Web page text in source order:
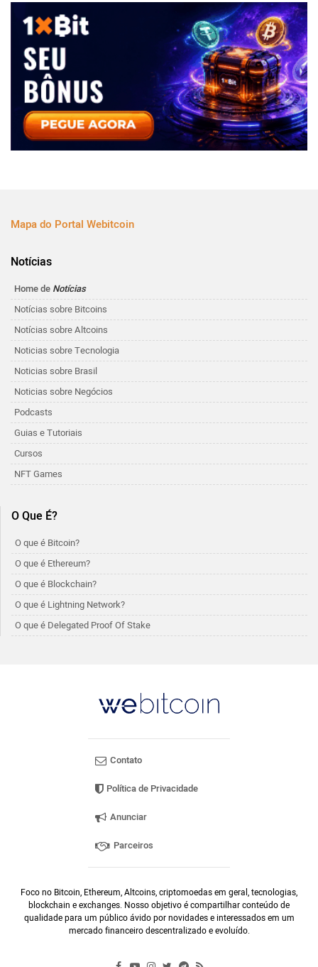
Mapa do Portal Webitcoin
Notícias
Home de Notícias
Notícias sobre Bitcoins
Notícias sobre Altcoins
Noticias sobre Tecnologia
Noticias sobre Brasil
Noticias sobre Negócios
Podcasts
Guias e Tutoriais
Cursos
NFT Games
O Que É?
O que é Bitcoin?
O que é Ethereum?
O que é Blockchain?
O que é Lightning Network?
O que é Delegated Proof Of Stake
Contato
Política de Privacidade
Anunciar
Parceiros
Foco no Bitcoin, Ethereum, Altcoins, criptomoedas em geral, tecnologias,
blockchain e exchanges. Nosso objetivo é compartilhar conteúdo de
qualidade para um público ávido por novidades e interessados em um
mercado financeiro descentralizado e evoluído.